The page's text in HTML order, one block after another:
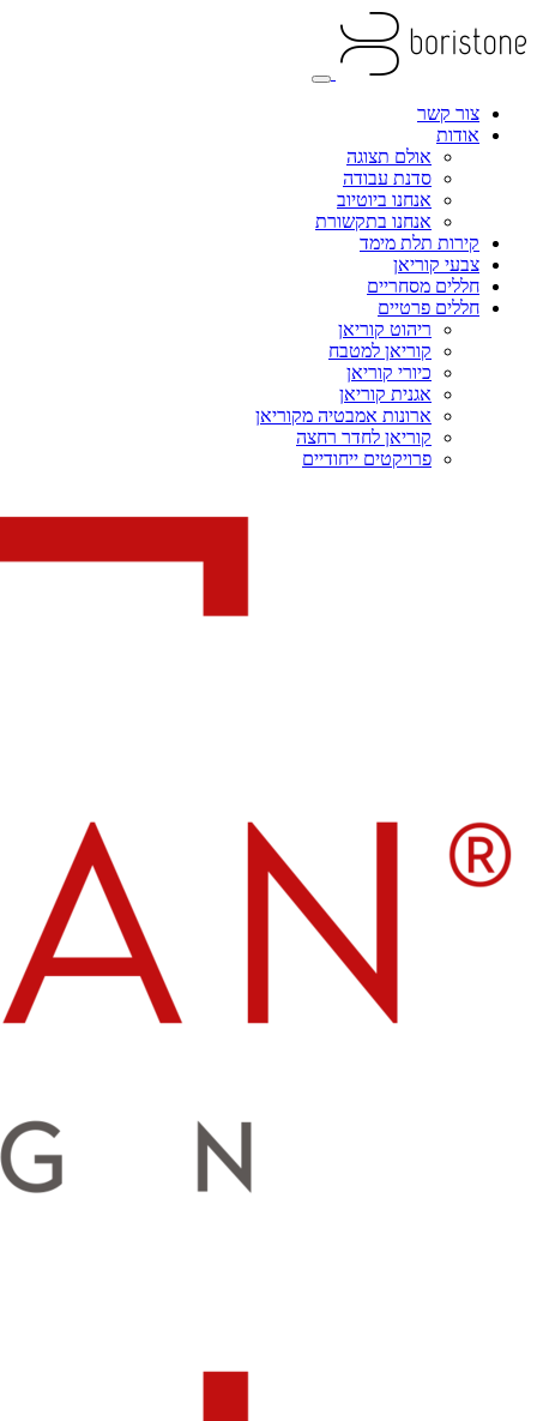
צור קשר
אודות
אולם תצוגה
סדנת עבודה
אנחנו ביוטיוב
אנחנו בתקשורת
קירות תלת מימד
צבעי קוריאן
חללים מסחריים
חללים פרטיים
ריהוט קוריאן
קוריאן למטבח
כיורי קוריאן
אגנית קוריאן
ארונות אמבטיה מקוריאן
קוריאן לחדר רחצה
פרויקטים ייחודיים